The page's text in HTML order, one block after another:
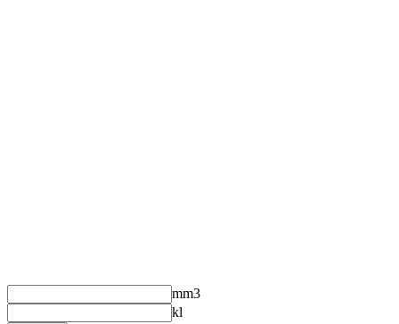
mm3
kl